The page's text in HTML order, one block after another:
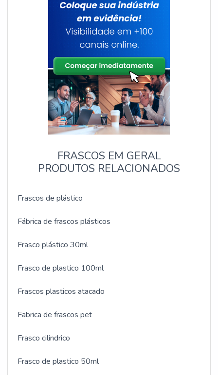
pet 2 litros e garrafa quadrada de plástico com ótima
qualidade e proteção.Para uma maior satisfação dos
clientes, a empresa busca investir nos melhores
profissionais do mercado, e em instalações
modernas, garantindo assim, confiabilidade e boa
cotação no mercado.A IGP é uma empresa que tem
se destacado no segmento pela idoneidade em tudo
que faz, o que comprova sua essência de trazer o
melhor aos clientes no mercado.
FRASCOS EM GERAL
PRODUTOS RELACIONADOS
Frascos de plástico
Fábrica de frascos plásticos
Frasco plástico 30ml
Frasco de plastico 100ml
Frascos plasticos atacado
Fabrica de frascos pet
Frasco cilindrico
Frasco de plastico 50ml